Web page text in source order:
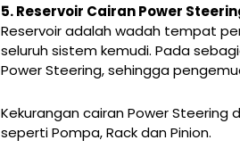
5. Reservoir Cairan Power
Reservoir adalah wadah tempat
seluruh sistem kemudi. Pada
Power Steering, sehingga
Kekurangan cairan Power
seperti Pompa, Rack dan Pinion.